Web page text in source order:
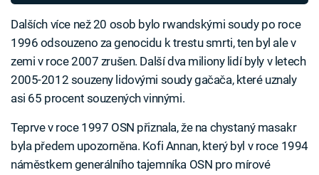
Dalších více než 20 osob bylo rwandskými soudy po roce
1996 odsouzeno za genocidu k trestu smrti, ten byl ale v
zemi v roce 2007 zrušen. Další dva miliony lidí byly v letech
2005-2012 souzeny lidovými soudy gačača, které uznaly
asi 65 procent souzených vinnými.
Teprve v roce 1997 OSN přiznala, že na chystaný masakr
byla předem upozorněna. Kofi Annan, který byl v roce 1994
náměstkem generálního tajemníka OSN pro mírové